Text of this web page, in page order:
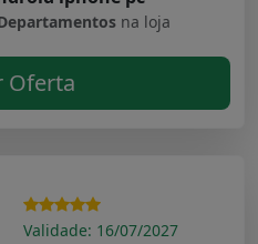
na loja
Oferta
Validade: 16/07/2027